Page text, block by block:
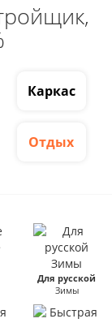
Каркас
Отдых
Для русской
Зимы